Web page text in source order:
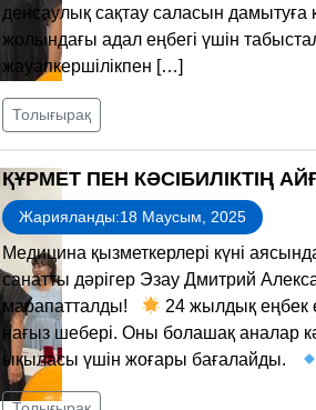
денсаулық сақтау саласын дамытуға
жолындағы адал еңбегі үшін
жауапкершілікпен […]
Толығырақ
ҚҰРМЕТ ПЕН КӘСІБИЛІКТІҢ
Жарияланды:18 Маусым, 2025
Медицина қызметкерлері күні
санатты дәрігер Эзау Дмитрий
марапатталды!
24 жылдық еңбек
нағыз шебері. Оны болашақ аналар
ықыласы үшін жоғары бағалайды.